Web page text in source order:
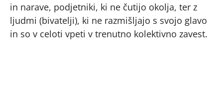
in narave, podjetniki, ki ne čutijo okolja, ter z
ljudmi (bivatelji), ki ne razmišljajo s svojo glavo
in so v celoti vpeti v trenutno kolektivno zavest.